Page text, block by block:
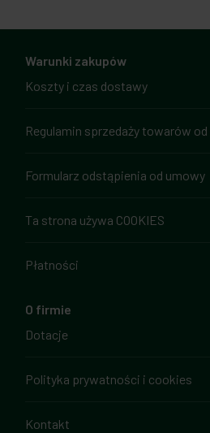
Warunki zakupów
Koszty i czas dostawy
Regulamin sprzedaży towarów od
Formularz odstąpienia od umowy
Ta strona używa COOKIES
Płatności
O firmie
Dotacje
Polityka prywatności i cookies
Kontakt